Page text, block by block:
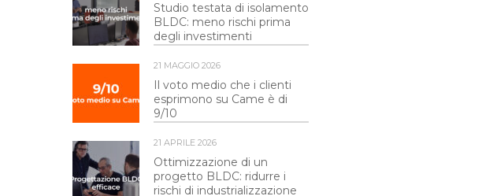
Studio testata di isolamento
BLDC: meno rischi prima
degli investimenti
21 MAGGIO 2026
Il voto medio che i clienti
esprimono su Came è di
9/10
21 APRILE 2026
Ottimizzazione di un
progetto BLDC: ridurre i
rischi di industrializzazione